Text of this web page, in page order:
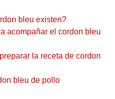
bleu existen?
acompañar el cordon bleu
la receta de cordon
bleu de pollo